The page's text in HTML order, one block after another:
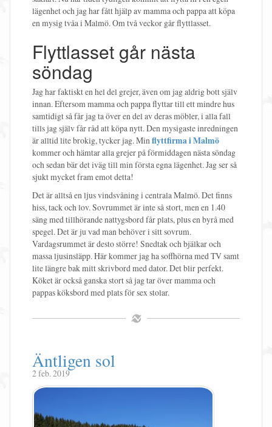
lägenhet och jag har fått hjälp av mamma och pappa att köpa
en mysig tvåa i Malmö. Om två veckor går flyttlasset.
Flyttlasset går nästa
söndag
Jag har faktiskt en hel del grejer, även om jag aldrig bott själv
innan. Eftersom mamma och pappa flyttar till ett mindre hus
samtidigt så får jag ta över en del av deras möbler, i alla fall
tills jag själv får råd att köpa nytt. Den mysigaste inredningen
är alltid lite brokig, tycker jag. Min flyttfirma i Malmö
kommer och hämtar alla grejer på förmiddagen nästa söndag
och sedan bär det iväg till min första egna lägenhet. Jag ser så
sjukt mycket fram emot detta!
Det är alltså en ljus vindsvåning i centrala Malmö. Det finns
hiss, tack och lov. Sovrummet är inte så stort, men en 1.40
säng med tillhörande nattygsbord får plats, plus en byrå med
spegel. Det är ju vad man behöver i sitt sovrum.
Vardagsrummet är desto större! Snedtak och bjälkar och
massa ljusinsläpp. Här kommer jag ha soffhörna med TV samt
lite längre bak mitt skrivbord med dator. Det blir perfekt.
Köket är också ganska stort så jag tar över mamma och
pappas köksbord med plats för sex stolar.
Äntligen sol
2 feb. 2019